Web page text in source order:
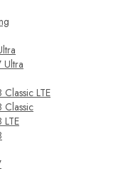
Ultra
LTE
Classic
LTE